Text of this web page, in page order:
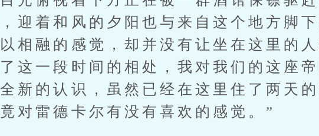
迎着和风的夕阳也与来自这个地方脚
相融的感觉，却并没有让坐在这里的
这一段时间的相处，我对我们的这座
新的认识，虽然已经在这里住了两天
对雷德卡尔有没有喜欢的感觉。”